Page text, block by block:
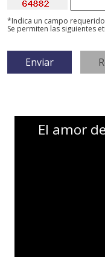
*Indica un campo
Se permiten las siguientes
El amor